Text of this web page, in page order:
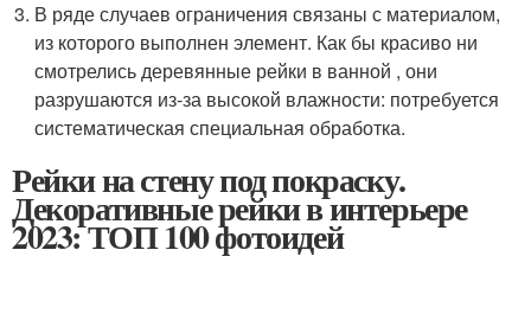
В ряде случаев ограничения связаны с материалом,
из которого выполнен элемент. Как бы красиво ни
смотрелись деревянные рейки в ванной , они
разрушаются из-за высокой влажности: потребуется
систематическая специальная обработка.
Рейки на стену под покраску.
Декоративные рейки в интерьере
2023: ТОП 100 фотоидей